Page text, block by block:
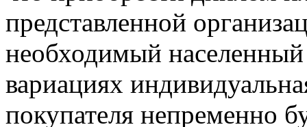
представленной
необходимый
вариациях
покупателя непременно